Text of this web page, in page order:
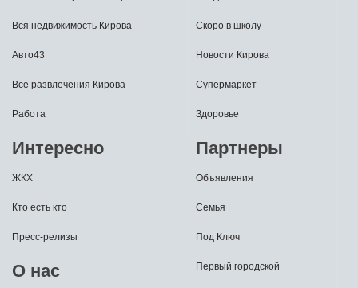
Вся недвижимость Кирова
Авто43
Все развлечения Кирова
Работа
Скоро в школу
Новости Кирова
Супермаркет
Здоровье
Интересно
ЖКХ
Кто есть кто
Пресс-релизы
О нас
Партнеры
Объявления
Семья
Под Ключ
Первый городской